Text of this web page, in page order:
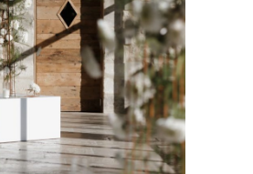
MODERNE LUXE
Wedding Planner
Côte d'Azur